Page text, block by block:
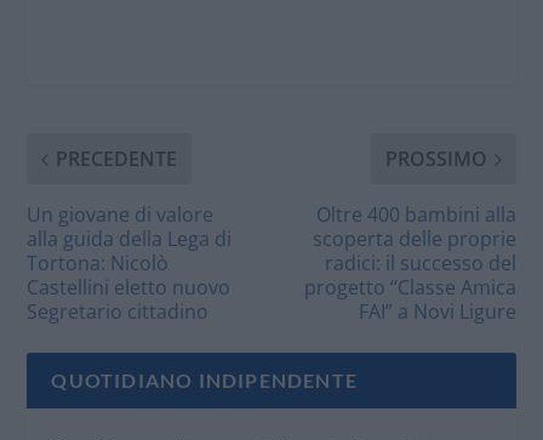
PRECEDENTE
Un giovane di valore
alla guida della Lega di
Tortona: Nicolò
Castellini eletto nuovo
Segretario cittadino
PROSSIMO
Oltre 400 bambini alla
scoperta delle proprie
radici: il successo del
progetto “Classe Amica
FAI” a Novi Ligure
QUOTIDIANO INDIPENDENTE